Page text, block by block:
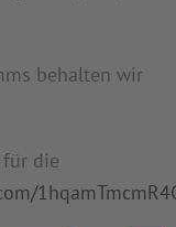
behalten wir
die